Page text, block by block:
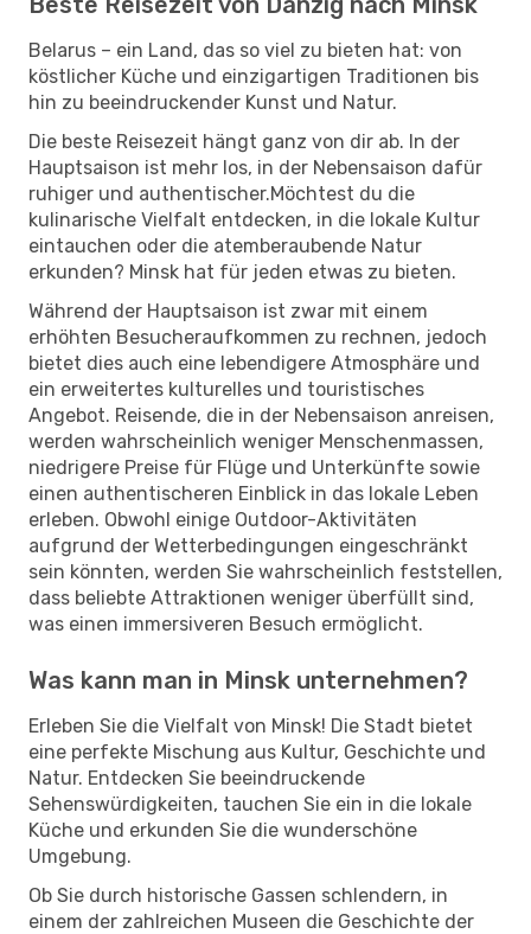
Belarus – ein Land, das so viel zu bieten hat: von
köstlicher Küche und einzigartigen Traditionen bis
hin zu beeindruckender Kunst und Natur.
Die beste Reisezeit hängt ganz von dir ab. In der
Hauptsaison ist mehr los, in der Nebensaison dafür
ruhiger und authentischer.Möchtest du die
kulinarische Vielfalt entdecken, in die lokale Kultur
eintauchen oder die atemberaubende Natur
erkunden? Minsk hat für jeden etwas zu bieten.
Während der Hauptsaison ist zwar mit einem
erhöhten Besucheraufkommen zu rechnen, jedoch
bietet dies auch eine lebendigere Atmosphäre und
ein erweitertes kulturelles und touristisches
Angebot. Reisende, die in der Nebensaison anreisen,
werden wahrscheinlich weniger Menschenmassen,
niedrigere Preise für Flüge und Unterkünfte sowie
einen authentischeren Einblick in das lokale Leben
erleben. Obwohl einige Outdoor-Aktivitäten
aufgrund der Wetterbedingungen eingeschränkt
sein könnten, werden Sie wahrscheinlich feststellen,
dass beliebte Attraktionen weniger überfüllt sind,
was einen immersiveren Besuch ermöglicht.
Was kann man in Minsk unternehmen?
Erleben Sie die Vielfalt von Minsk! Die Stadt bietet
eine perfekte Mischung aus Kultur, Geschichte und
Natur. Entdecken Sie beeindruckende
Sehenswürdigkeiten, tauchen Sie ein in die lokale
Küche und erkunden Sie die wunderschöne
Umgebung.
Ob Sie durch historische Gassen schlendern, in
einem der zahlreichen Museen die Geschichte der